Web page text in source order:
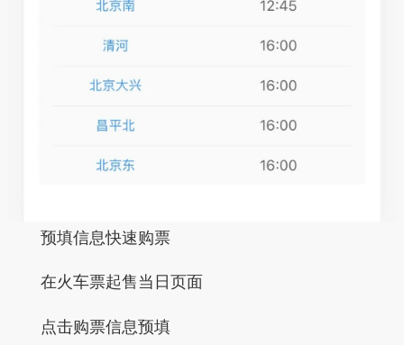
预填信息快速购票
在火车票起售当日页面
点击购票信息预填